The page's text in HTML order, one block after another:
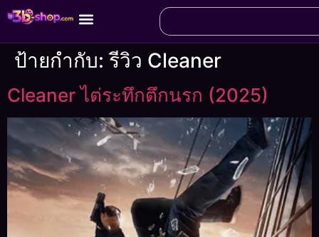
ป้ายกำกับ:รีวิว Cleaner
Cleaner ไต่ระทึกตึกนรก (2025)